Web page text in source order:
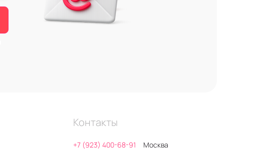
Контакты
+7 (923) 400-68-91
Москва